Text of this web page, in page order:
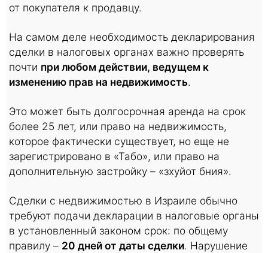
от покупателя к продавцу.
На самом деле необходимость декларирования
сделки в налоговых органах важно проверять
почти при любом действии, ведущем к
изменению прав на недвижимость.
Это может быть долгосрочная аренда на срок
более 25 лет, или право на недвижимость,
которое фактически существует, но еще не
зарегистрировано в «Табо», или право на
дополнительную застройку – «зхуйот бния».
Сделки с недвижимостью в Израиле обычно
требуют подачи декларации в налоговые органы
в установленный законом срок: по общему
правилу – 20 дней от даты сделки. Нарушение